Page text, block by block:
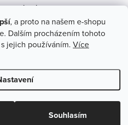
, a proto na našem e-shopu
Dalším procházením tohoto
jejich používáním. Více
Souhlasím
@uvlasku.cz
. Všechna práva vyhrazena.Upravit
cookies